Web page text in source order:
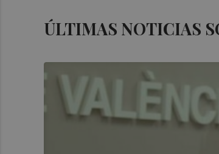
ÚLTIMAS NOTICIAS